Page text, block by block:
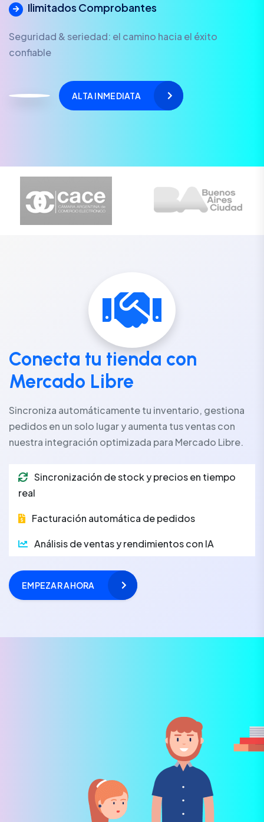
Ilimitados Comprobantes
Seguridad & seriedad: el camino hacia el éxito
confiable
ALTA INMEDIATA
Conecta tu tienda con
Mercado Libre
Sincroniza automáticamente tu inventario, gestiona
pedidos en un solo lugar y aumenta tus ventas con
nuestra integración optimizada para Mercado Libre.
Sincronización de stock y precios en tiempo
real
Facturación automática de pedidos
Análisis de ventas y rendimientos con IA
EMPEZAR AHORA